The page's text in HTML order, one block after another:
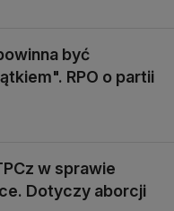
być
RPO o partii
w sprawie
Dotyczy aborcji